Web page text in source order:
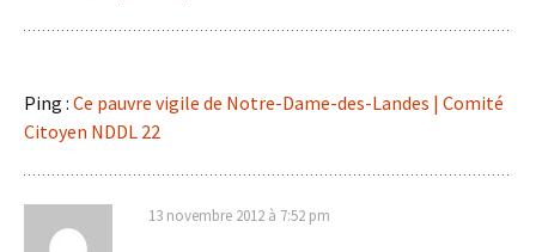
Ping : Ce pauvre vigile de Notre-Dame-des-Landes | Comité
Citoyen NDDL 22
13 novembre 2012 à 7:52 pm